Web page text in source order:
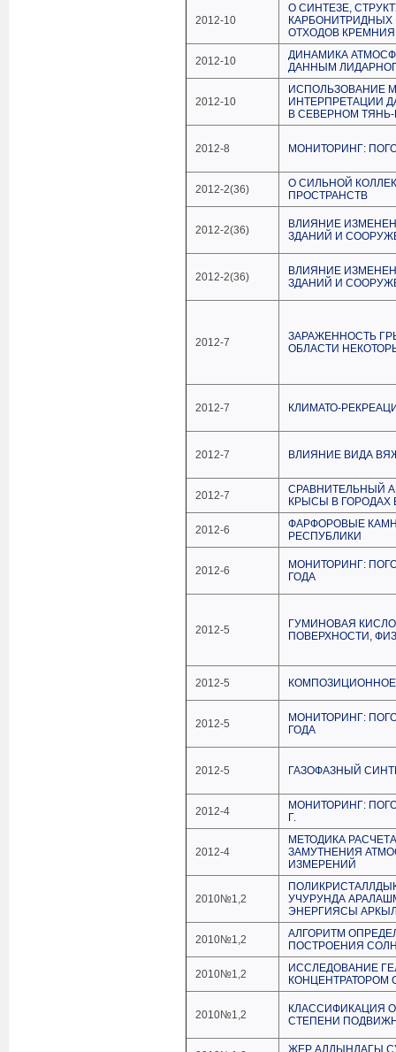
2012-10
О СИНТЕЗЕ,
ОТХОДОВ КРЕМНИЯ
2012-10
ДИНАМИКА
ДАННЫМ
2012-10
ИСПОЛЬЗОВАНИЕ
ИНТЕРПРЕТАЦИИ
В СЕВЕРНОМ
2012-8 МОНИТОРИНГ:
2012-2(36)
О СИЛЬНОЙ
ПРОСТРАНСТВ
2012-2(36)
ВЛИЯНИЕ
ЗДАНИЙ И
2012-2(36)
ВЛИЯНИЕ
ЗДАНИЙ И
2012-7
ЗАРАЖЕННОСТЬ
ОБЛАСТИ
2012-7 КЛИМАТО-
2012-7 ВЛИЯНИЕ ВИДА
2012-7
СРАВНИТЕЛЬНЫЙ
КРЫСЫ В ГОРОДАХ
2012-6
ФАРФОРОВЫЕ
РЕСПУБЛИКИ
2012-6
МОНИТОРИНГ:
ГОДА
2012-5
ГУМИНОВАЯ
ПОВЕРХНОСТИ,
2012-5
2012-5
МОНИТОРИНГ:
ГОДА
2012-5 ГАЗОФАЗНЫЙ
2012-4
МОНИТОРИНГ:
Г.
2012-4
МЕТОДИКА
ЗАМУТНЕНИЯ
ИЗМЕРЕНИЙ
2010№1,2
УЧУРУНДА
ЭНЕРГИЯСЫ
2010№1,2
АЛГОРИТМ
ПОСТРОЕНИЯ
2010№1,2
ИССЛЕДОВАНИЕ
КОНЦЕНТРАТОРОМ
2010№1,2
КЛАССИФИКАЦИЯ
СТЕПЕНИ
ЖЕР АЛДЫНДАГЫ